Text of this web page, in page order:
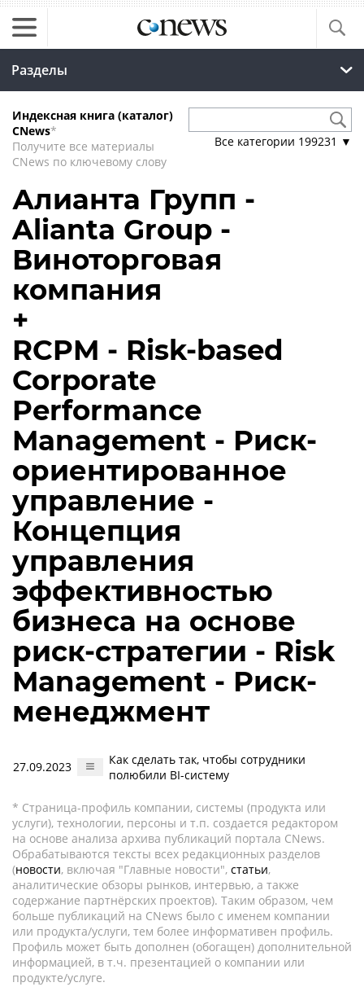
Разделы
Индексная книга (каталог)
CNews*
Получите все материалы
CNews по ключевому слову
Все категории 199231 ▼
Алианта Групп -
Alianta Group -
Виноторговая
компания
+
RCPM - Risk-based
Corporate
Performance
Management - Риск-
ориентированное
управление -
Концепция
управления
эффективностью
бизнеса на основе
риск-стратегии - Risk
Management - Риск-
менеджмент
27.09.2023
Как сделать так, чтобы сотрудники
полюбили BI-систему
* Страница-профиль компании, системы (продукта или
услуги), технологии, персоны и т.п. создается редактором
на основе анализа архива публикаций портала CNews.
Обрабатываются тексты всех редакционных разделов
(новости, включая "Главные новости", статьи,
аналитические обзоры рынков, интервью, а также
содержание партнёрских проектов). Таким образом, чем
больше публикаций на CNews было с именем компании
или продукта/услуги, тем более информативен профиль.
Профиль может быть дополнен (обогащен) дополнительной
информацией, в т.ч. презентацией о компании или
продукте/услуге.